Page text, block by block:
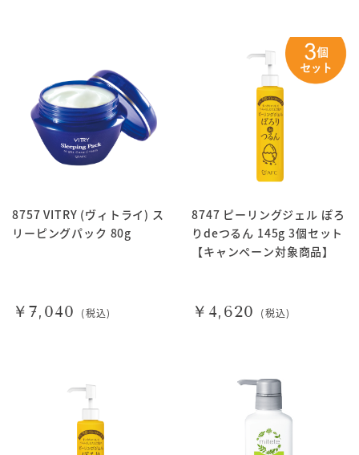
8757 VITRY (ヴィトライ) ス
リーピングパック 80g
￥7,040 (税込)
8747 ピーリングジェル ぽろ
りdeつるん 145g 3個セット
【キャンペーン対象商品】
￥4,620 (税込)